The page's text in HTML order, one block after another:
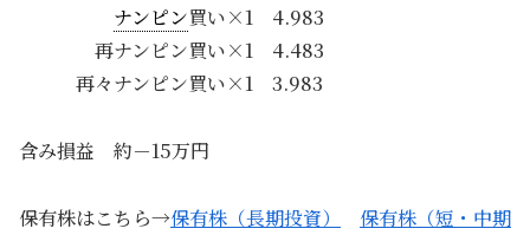
ナンピン買い×1 4.983
再ナンピン買い×1 4.483
再々ナンピン買い×1 3.983
含み損益 約－15万円
保有株はこちら→保有株（長期投資）
保有株（短・中期